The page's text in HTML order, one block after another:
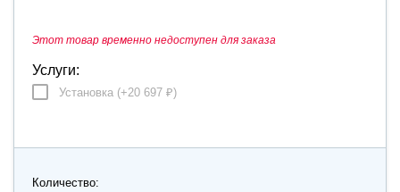
Этот товар временно недоступен для заказа
Услуги:
Установка (+20 697 ₽)
Количество: